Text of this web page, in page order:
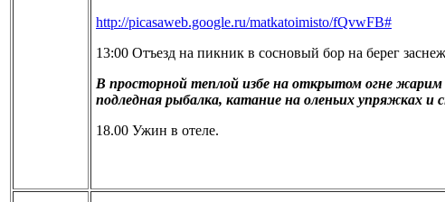
http://picasaweb.google.ru/matkatoimisto/fQvwFB#
13:00 Отъезд на пикник в сосновый бор на берег
В просторной теплой избе на открытом огне жарим
подледная рыбалка, катание на оленьих упряжках и
18.00 Ужин в отеле.